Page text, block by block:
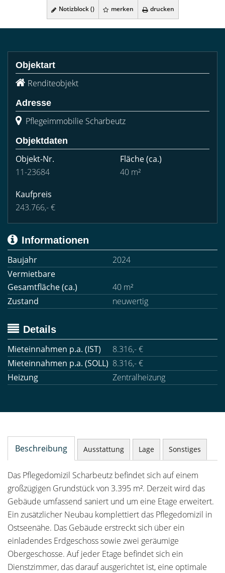
Notizblock () merken drucken
Objektart
Renditeobjekt
Adresse
Pflegeimmobilie Scharbeutz
Objektdaten
Objekt-Nr.
11-23684
Fläche(ca.)
40 m²
Kaufpreis
243.766,- €
Informationen
Baujahr
2024
Vermietbare
Gesamtfläche (ca.)
40 m²
Zustand
neuwertig
Details
Mieteinnahmen p.a. (IST)
8.316,- €
Mieteinnahmen p.a. (SOLL) 8.316,- €
Heizung
Zentralheizung
Beschreibung Ausstattung Lage Sonstiges
Das Pflegedomizil Scharbeutz befindet sich auf einem
großzügigen Grundstück von 3.395 m². Derzeit wird das
Gebäude umfassend saniert und um eine Etage erweitert.
Ein zusätzlicher Neubau komplettiert das Pflegedomizil in
Ostseenähe. Das Gebäude erstreckt sich über ein
einladendes Erdgeschoss sowie zwei geräumige
Obergeschosse. Auf jeder Etage befindet sich ein
Dienstzimmer, das darauf ausgerichtet ist, eine optimale